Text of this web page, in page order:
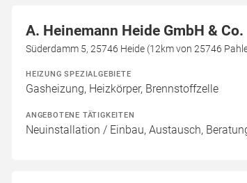
A. Heinemann Heide GmbH & Co.
Süderdamm 5, 25746 Heide (12km von 25746
HEIZUNG SPEZIALGEBIETE
Gasheizung, Heizkörper, Brennstoffzelle
ANGEBOTENE TÄTIGKEITEN
Neuinstallation / Einbau, Austausch,